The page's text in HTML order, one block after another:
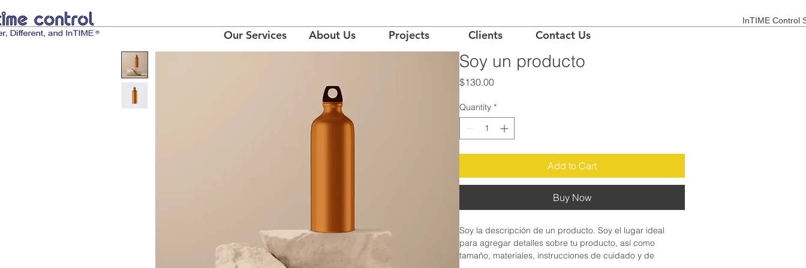
InTIME Control
Our Services About Us Projects Clients Contact Us
Soy un producto
$130.00Price
Quantity *
Add to Cart
Buy Now
Soy la descripción de un producto. Soy el lugar ideal
para agregar detalles sobre tu producto, así como
tamaño, materiales, instrucciones de cuidado y de